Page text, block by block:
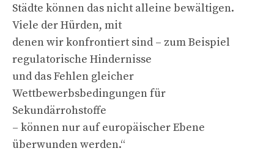
Städte können das nicht alleine bewältigen.
Viele der Hürden, mit
denen wir konfrontiert sind – zum Beispiel
regulatorische Hindernisse
und das Fehlen gleicher
Wettbewerbsbedingungen für
Sekundärrohstoffe
– können nur auf europäischer Ebene
überwunden werden.“